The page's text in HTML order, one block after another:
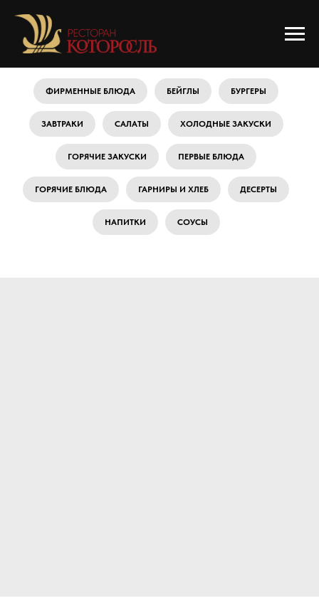
ФИРМЕННЫЕ БЛЮДА БЕЙГЛЫ БУРГЕРЫ
ЗАВТРАКИ САЛАТЫ ХОЛОДНЫЕ ЗАКУСКИ
ГОРЯЧИЕ ЗАКУСКИ ПЕРВЫЕ БЛЮДА
ГОРЯЧИЕ БЛЮДА ГАРНИРЫ И ХЛЕБ ДЕСЕРТЫ
НАПИТКИ СОУСЫ